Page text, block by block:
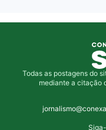
Todas as postagens do
mediante a citação